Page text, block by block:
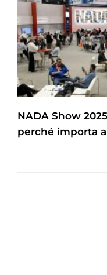
NADA Show
perché importa